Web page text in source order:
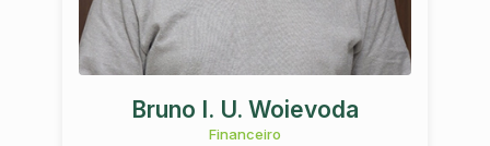
Bruno I. U. Woievoda
Financeiro